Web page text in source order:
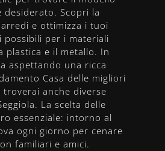
desiderato. Scopri la
e ottimizza i tuoi
possibili per i materiali
plastica e il metallo. In
aspettando una ricca
Casa delle migliori
troverai anche diverse
La scelta delle
essenziale: intorno al
ogni giorno per cenare
familiari e amici.